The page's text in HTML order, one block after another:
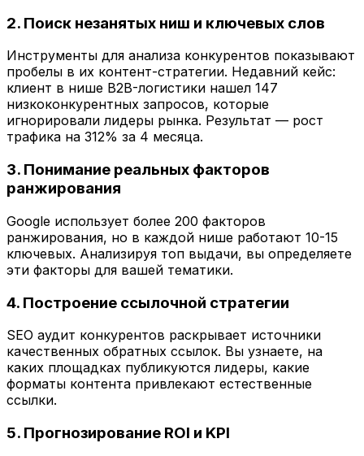
2. Поиск незанятых ниш и ключевых слов
Инструменты для анализа конкурентов показывают
пробелы в их контент-стратегии. Недавний кейс:
клиент в нише B2B-логистики нашел 147
низкоконкурентных запросов, которые
игнорировали лидеры рынка. Результат — рост
трафика на 312% за 4 месяца.
3. Понимание реальных факторов
ранжирования
Google использует более 200 факторов
ранжирования, но в каждой нише работают 10-15
ключевых. Анализируя топ выдачи, вы определяете
эти факторы для вашей тематики.
4. Построение ссылочной стратегии
SEO аудит конкурентов раскрывает источники
качественных обратных ссылок. Вы узнаете, на
каких площадках публикуются лидеры, какие
форматы контента привлекают естественные
ссылки.
5. Прогнозирование ROI и KPI